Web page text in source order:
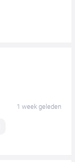
1 week geleden